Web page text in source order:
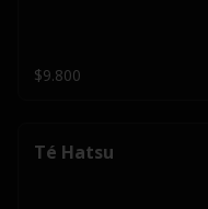
$9.800
Té Hatsu